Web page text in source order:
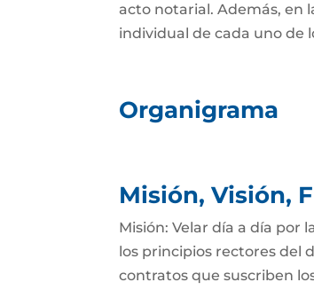
acto notarial. Además, en
individual de cada uno de
Organigrama
Misión, Visión,
Misión: Velar día a día por
los principios rectores del
contratos que suscriben